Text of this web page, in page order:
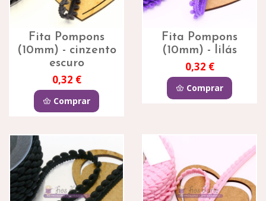
Fita Pompons
(10mm) - cinzento
escuro
0,32 €
Comprar
Fita Pompons
(10mm) - lilás
0,32 €
Comprar